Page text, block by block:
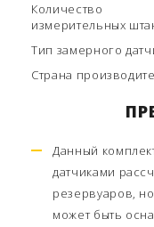
Количество
измерительных
Тип замерного
Страна
Данный
датчиками
резервуаров,
может быть